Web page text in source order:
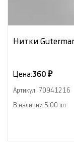
Нитки
Цена:360 ₽
Артикул: 70941216
В наличии 5.00 шт